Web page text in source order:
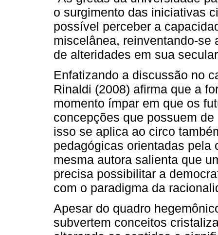
o surgimento das iniciativas
possível perceber a
miscelânea, reinventando-se
de alteridades em sua
Enfatizando a discussão no
Rinaldi (2008) afirma que a
momento ímpar em que os
concepções que possuem
isso se aplica ao circo
pedagógicas orientadas pela
mesma autora salienta que
precisa possibilitar a
com o paradigma da
Apesar do quadro
subvertem conceitos